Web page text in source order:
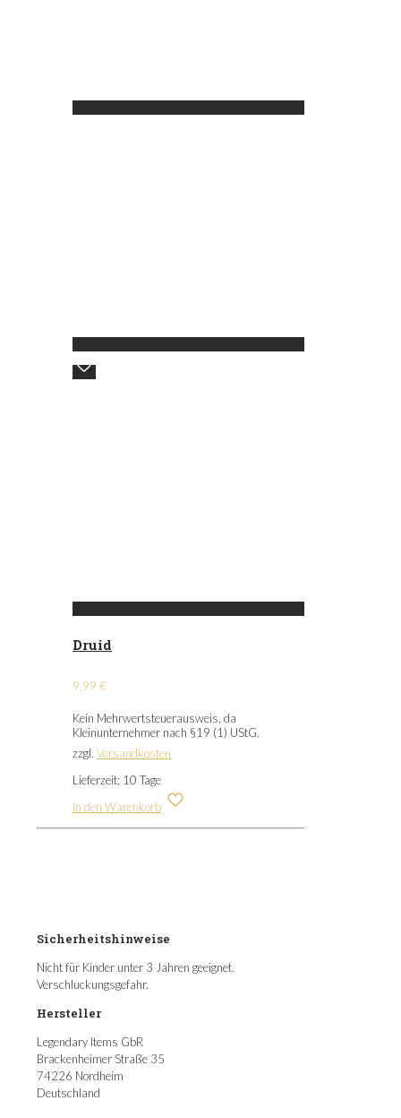
Druid
9,99 €
Kein Mehrwertsteuerausweis, da
Kleinunternehmer nach §19 (1) UStG.
zzgl. Versandkosten
Lieferzeit: 10 Tage
In den Warenkorb
Sicherheitshinweise
Nicht für Kinder unter 3 Jahren geeignet.
Verschluckungsgefahr.
Hersteller
Legendary Items GbR
Brackenheimer Straße 35
74226 Nordheim
Deutschland